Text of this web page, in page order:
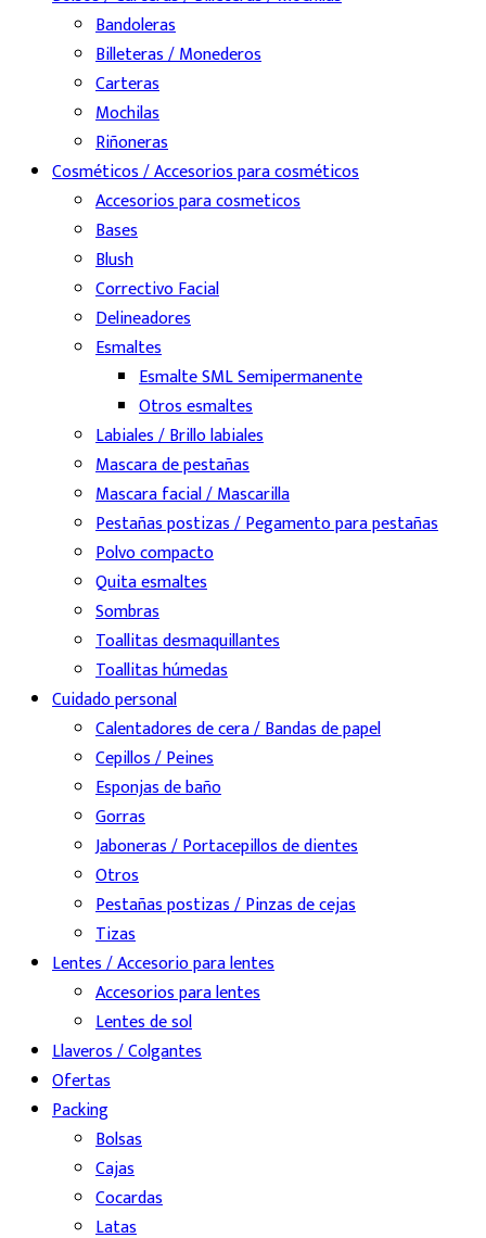
Bandoleras
Billeteras / Monederos
Carteras
Mochilas
Riñoneras
Cosméticos / Accesorios para cosméticos
Accesorios para cosmeticos
Bases
Blush
Correctivo Facial
Delineadores
Esmaltes
Esmalte SML Semipermanente
Otros esmaltes
Labiales / Brillo labiales
Mascara de pestañas
Mascara facial / Mascarilla
Pestañas postizas / Pegamento para pestañas
Polvo compacto
Quita esmaltes
Sombras
Toallitas desmaquillantes
Toallitas húmedas
Cuidado personal
Calentadores de cera / Bandas de papel
Cepillos / Peines
Esponjas de baño
Gorras
Jaboneras / Portacepillos de dientes
Otros
Pestañas postizas / Pinzas de cejas
Tizas
Lentes / Accesorio para lentes
Accesorios para lentes
Lentes de sol
Llaveros / Colgantes
Ofertas
Packing
Bolsas
Cajas
Cocardas
Latas